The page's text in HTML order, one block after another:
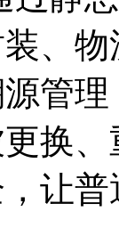
、
管
换
让